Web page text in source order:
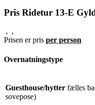
Pris Ridetur 13-E
, ,
Prisen er pris per person
Overnatningstype
Guesthouse/hytter fælles
sovepose)